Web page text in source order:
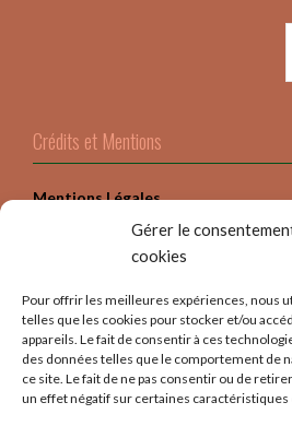
Gérer le
cookies
Pour offrir les meilleures expériences, nous
telles que les cookies pour stocker et/ou
appareils. Le fait de consentir à ces
des données telles que le comportement de
ce site. Le fait de ne pas consentir ou de
un effet négatif sur certaines caractéristiques
Crédits et Mentions
Mentions Légales
Politique Confidentialité